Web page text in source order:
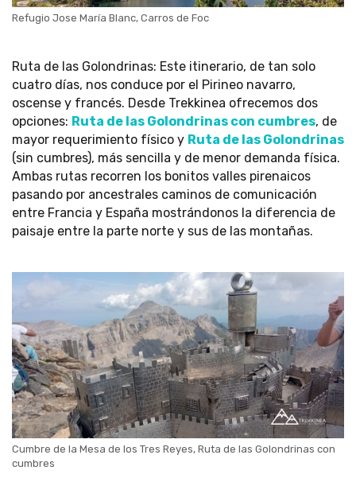
Refugio Jose María Blanc, Carros de Foc
Ruta de las Golondrinas: Este itinerario, de tan solo
cuatro días, nos conduce por el Pirineo navarro,
oscense y francés. Desde Trekkinea ofrecemos dos
opciones: Ruta de las Golondrinas con cumbres, de
mayor requerimiento físico y Ruta de las Golondrinas
(sin cumbres), más sencilla y de menor demanda física.
Ambas rutas recorren los bonitos valles pirenaicos
pasando por ancestrales caminos de comunicación
entre Francia y España mostrándonos la diferencia de
paisaje entre la parte norte y sus de las montañas.
Cumbre de la Mesa de los Tres Reyes, Ruta de las Golondrinas con
cumbres